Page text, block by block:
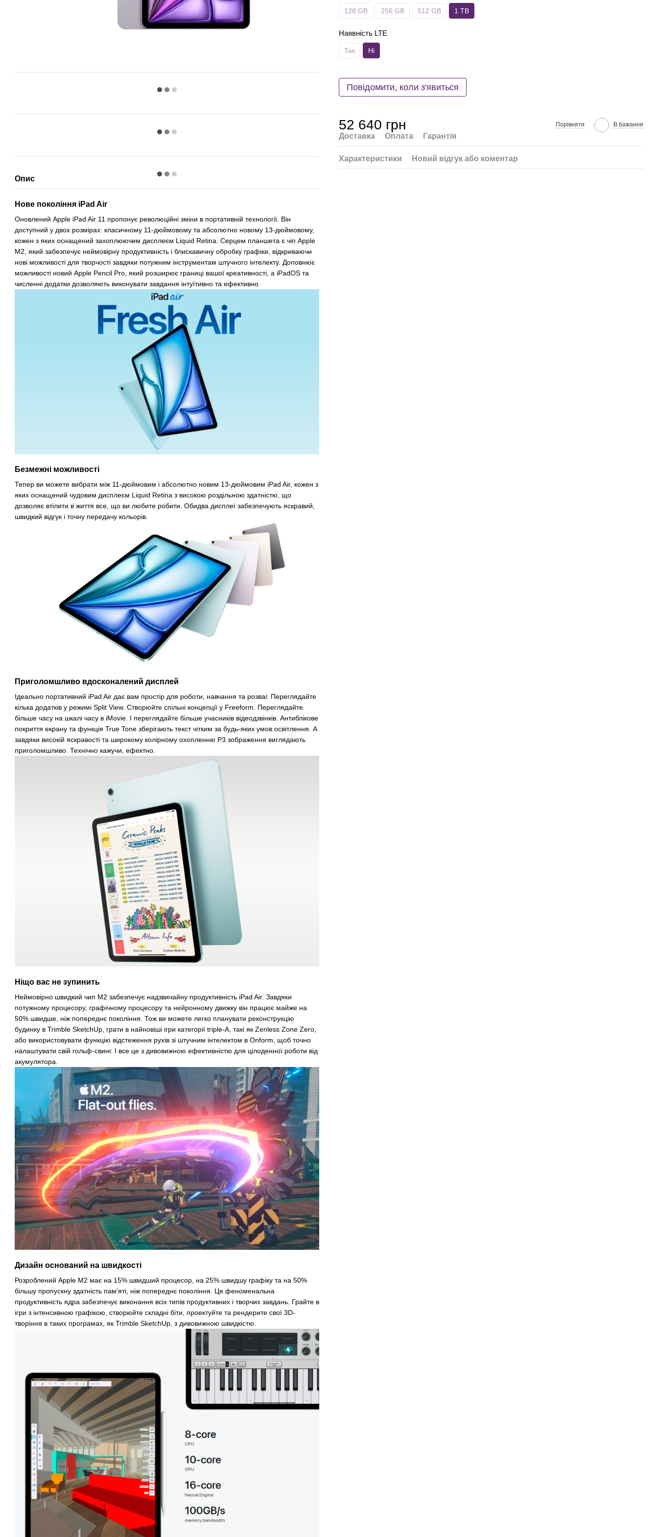
Опис
Нове покоління iPad Air
Оновлений Apple iPad Air 11 пропонує революційні зміни в портативній технології. Він
доступний у двох розмірах: класичному 11-дюймовому та абсолютно новому 13-дюймовому,
кожен з яких оснащений захоплюючим дисплеєм Liquid Retina. Серцем планшета є чіп Apple
M2, який забезпечує неймовірну продуктивність і блискавичну обробку графіки, відкриваючи
нові можливості для творчості завдяки потужним інструментам штучного інтелекту. Доповнює
можливості новий Apple Pencil Pro, який розширює границі вашої креативності, а iPadOS та
численні додатки дозволяють виконувати завдання інтуїтивно та ефективно.
Безмежні можливості
Тепер ви можете вибрати між 11-дюймовим і абсолютно новим 13-дюймовим iPad Air, кожен з
яких оснащений чудовим дисплеєм Liquid Retina з високою роздільною здатністю, що
дозволяє втілити в життя все, що ви любите робити. Обидва дисплеї забезпечують яскравий,
швидкий відгук і точну передачу кольорів.
Приголомшливо вдосконалений дисплей
Ідеально портативний iPad Air дає вам простір для роботи, навчання та розваг. Переглядайте
кілька додатків у режимі Split View. Створюйте спільні концепції у Freeform. Переглядайте
більше часу на шкалі часу в iMovie. І переглядайте більше учасників відеодзвінків. Антиблікове
покриття екрану та функція True Tone зберігають текст чітким за будь-яких умов освітлення. А
завдяки високій яскравості та широкому колірному охопленню P3 зображення виглядають
приголомшливо. Технічно кажучи, ефектно.
Ніщо вас не зупинить
Неймовірно швидкий чип M2 забезпечує надзвичайну продуктивність iPad Air. Завдяки
потужному процесору, графічному процесору та нейронному движку він працює майже на
50% швидше, ніж попереднє покоління. Тож ви можете легко планувати реконструкцію
будинку в Trimble SketchUp, грати в найновіші ігри категорії triple-A, такі як Zenless Zone Zero,
або використовувати функцію відстеження рухів зі штучним інтелектом в Onform, щоб точно
налаштувати свій гольф-свинг. І все це з дивовижною ефективністю для цілоденної роботи від
акумулятора.
Дизайн оснований на швидкості
Розроблений Apple M2 має на 15% швидший процесор, на 25% швидшу графіку та на 50%
більшу пропускну здатність пам'яті, ніж попереднє покоління. Ця феноменальна
продуктивність ядра забезпечує виконання всіх типів продуктивних і творчих завдань. Грайте в
ігри з інтенсивною графікою, створюйте складні біти, проектуйте та рендерите свої 3D-
творіння в таких програмах, як Trimble SketchUp, з дивовижною швидкістю.
128 GB 256 GB 512 GB 1 TB
Наявність LTE
Так Ні
Повідомити, коли з'явиться
52 640 грн Порівняти В бажання
Доставка Оплата Гарантія
Характеристики Новий відгук або коментар